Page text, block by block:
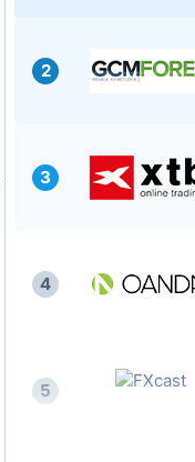
2
3
4
5